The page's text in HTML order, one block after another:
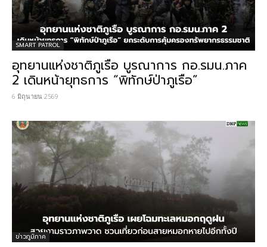
SMART PATROL
อุทยานแห่งชาติภูเรือ บูรณาการ กอ.รมน.ภาค
2 เดินหน้ายุทธการ “พิทักษ์ป่าภูเรือ”
6 มิถุนายน 2569
ข่าวภูมิภาค